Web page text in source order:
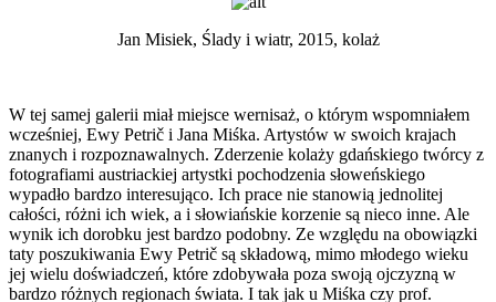
Jan Misiek, Ślady i wiatr, 2015, kolaż
W tej samej galerii miał miejsce wernisaż, o którym wspomniałem
wcześniej, Ewy Petrič i Jana Miśka. Artystów w swoich krajach
znanych i rozpoznawalnych. Zderzenie kolaży gdańskiego twórcy z
fotografiami austriackiej artystki pochodzenia słoweńskiego
wypadło bardzo interesująco. Ich prace nie stanowią jednolitej
całości, różni ich wiek, a i słowiańskie korzenie są nieco inne. Ale
wynik ich dorobku jest bardzo podobny. Ze względu na obowiązki
taty poszukiwania Ewy Petrič są składową, mimo młodego wieku
jej wielu doświadczeń, które zdobywała poza swoją ojczyzną w
bardzo różnych regionach świata. I tak jak u Miśka czy prof.